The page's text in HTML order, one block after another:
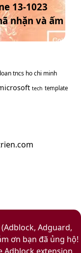
13-1023
nhặn và ấm
tncs ho chi minh
tech template
Adguard,
ơn bạn đã ủng hộ!